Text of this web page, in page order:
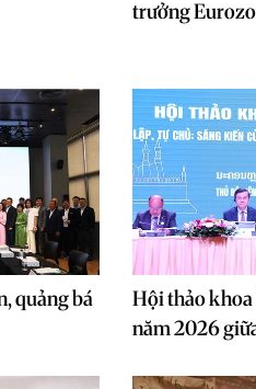
trưởng
quảng bá
Hội thảo khoa
năm 2026